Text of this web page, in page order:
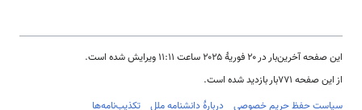
این صفحه آخرین‌بار در ‏۲۰ فوریهٔ ۲۰۲۵ ساعت ‏۱۱:۱۱ ویرایش شده است.
از این صفحه ۷۷۱بار بازدید شده است.
سیاست حفظ حریم خصوصی
دربارهٔ دانشنامه ملل تکذیب‌نامه‌ها